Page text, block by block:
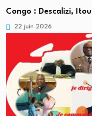
Congo : Descalizi,
22 juin 2026